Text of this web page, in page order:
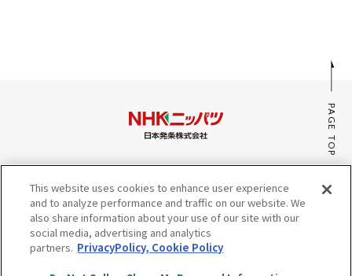
PAGE TOP
みんなのaiポータル
サイトマップ
プライバシーポリシー・Cookieポリシー
Do Not Sell or Share My Personal Information
This website uses cookies to enhance user experience
and to analyze performance and traffic on our website. We
also share information about your use of our site with our
social media, advertising and analytics
partners. PrivacyPolicy, Cookie Policy